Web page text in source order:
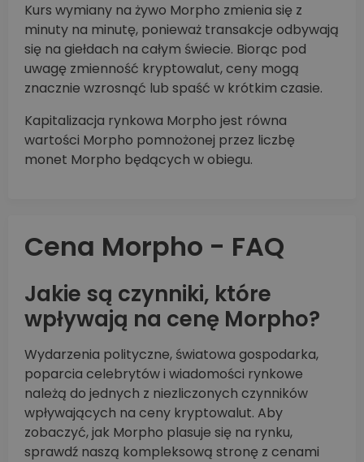
Kurs wymiany na żywo Morpho zmienia się z
minuty na minutę, ponieważ transakcje odbywają
się na giełdach na całym świecie. Biorąc pod
uwagę zmienność kryptowalut, ceny mogą
znacznie wzrosnąć lub spaść w krótkim czasie.
Kapitalizacja rynkowa Morpho jest równa
wartości Morpho pomnożonej przez liczbę
monet Morpho będących w obiegu.
Cena Morpho - FAQ
Jakie są czynniki, które
wpływają na cenę Morpho?
Wydarzenia polityczne, światowa gospodarka,
poparcia celebrytów i wiadomości rynkowe
należą do jednych z niezliczonych czynników
wpływających na ceny kryptowalut. Aby
zobaczyć, jak Morpho plasuje się na rynku,
sprawdź naszą kompleksową stronę z cenami